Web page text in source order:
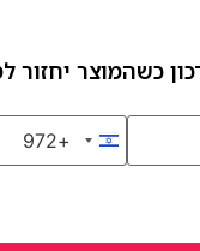
כשהמוצר יחזור
Israel +972
+972